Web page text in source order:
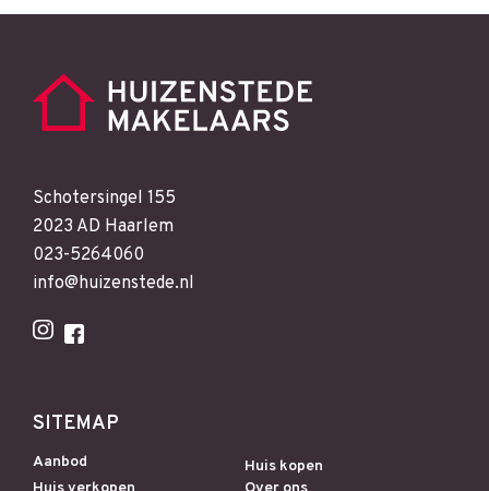
Schotersingel 155
2023 AD Haarlem
023-5264060
info@huizenstede.nl
SITEMAP
Aanbod
Huis kopen